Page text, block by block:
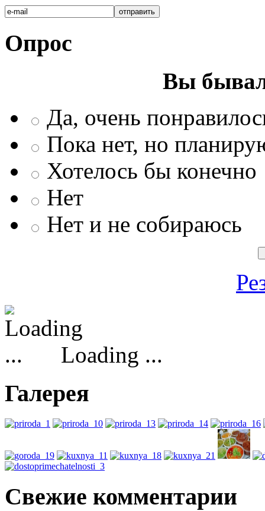
Опрос
Вы
Да, очень
Пока нет, но
Хотелось бы конечно
Нет
Нет и не собираюсь
Loading ...
Галерея
Свежие комментарии